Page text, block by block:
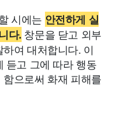
시에는 안전하게 실
다. 창문을 닫고 외부
여 대처합니다. 이
듣고 그에 따라 행동
으로써 화재 피해를